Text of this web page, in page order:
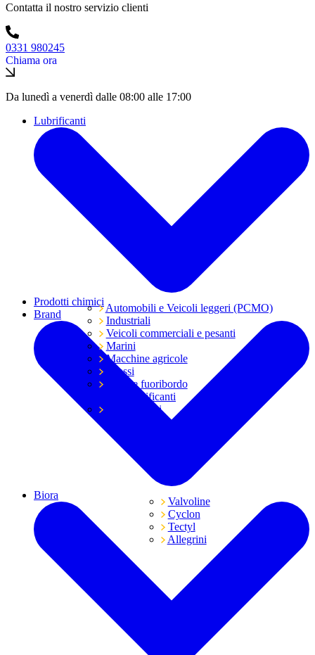
Contatta il nostro servizio clienti
0331 980245
Chiama ora
Da lunedì a venerdì dalle 08:00 alle 17:00
Lubrificanti
Automobili e Veicoli leggeri (PCMO)
Industriali
Veicoli commerciali e pesanti
Marini
Macchine agricole
Grassi
Moto e fuoribordo
Tutti i lubrificanti
Trasmissioni
Prodotti chimici
Brand
Valvoline
Cyclon
Tectyl
Allegrini
Biora